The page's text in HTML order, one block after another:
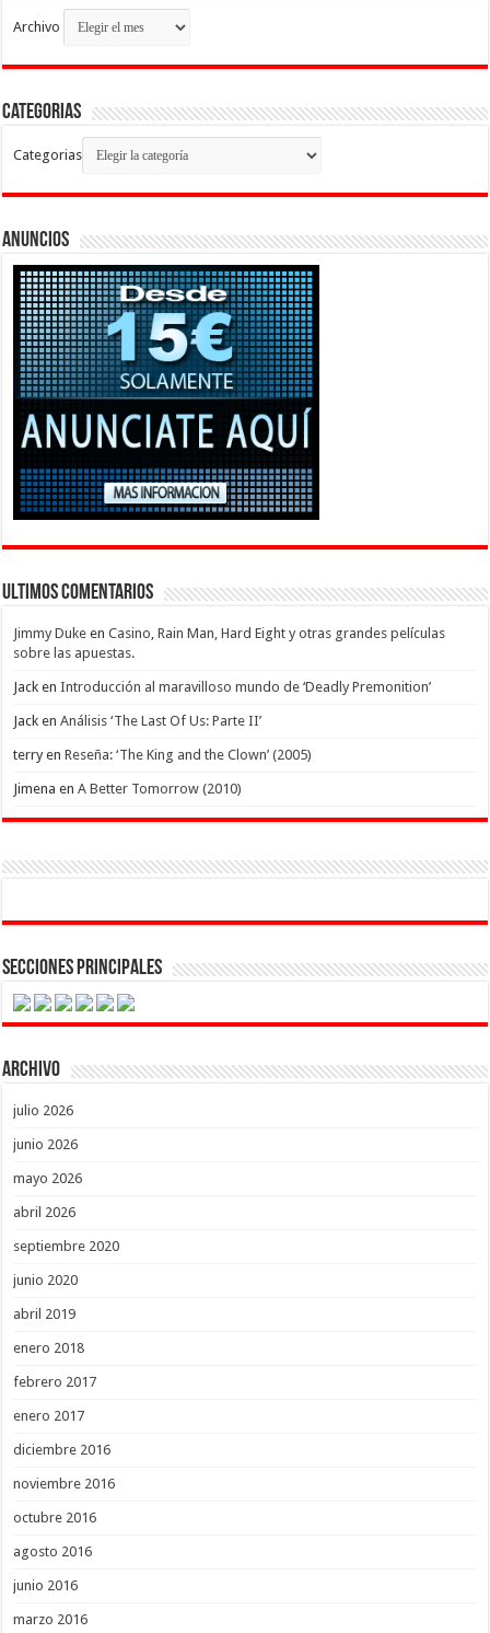
Archivo
Categorias
Categorias
Anuncios
Ultimos Comentarios
Jimmy Duke enCasino, Rain Man, Hard Eight y otras grandes películas
sobre las apuestas.
Jack enIntroducción al maravilloso mundo de ‘Deadly Premonition’
Jack enAnálisis ‘The Last Of Us: Parte II’
terryenReseña: ‘The King and the Clown’ (2005)
Jimena enA Better Tomorrow (2010)
Secciones Principales
Archivo
julio 2026
junio 2026
mayo 2026
abril 2026
septiembre 2020
junio 2020
abril 2019
enero 2018
febrero 2017
enero 2017
diciembre 2016
noviembre 2016
octubre 2016
agosto 2016
junio 2016
marzo 2016